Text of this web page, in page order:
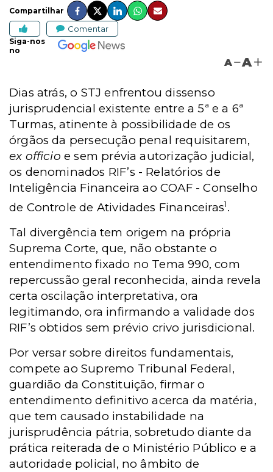
Compartilhar
Comentar
Siga-nos
no
A A
Dias atrás, o STJ enfrentou dissenso
jurisprudencial existente entre a 5ª e a 6ª
Turmas, atinente à possibilidade de os
órgãos da persecução penal requisitarem,
ex officio e sem prévia autorização judicial,
os denominados RIF’s - Relatórios de
Inteligência Financeira aoCOAF -Conselho
de Controle de Atividades Financeiras1.
Tal divergência tem origem na própria
Suprema Corte, que, não obstante o
entendimento fixado no Tema 990, com
repercussão geral reconhecida, ainda revela
certa oscilação interpretativa, ora
legitimando, ora infirmando a validade dos
RIF’s obtidos sem prévio crivo jurisdicional.
Por versar sobre direitos fundamentais,
compete ao Supremo Tribunal Federal,
guardião da Constituição, firmar o
entendimento definitivo acerca da matéria,
que tem causado instabilidade na
jurisprudência pátria, sobretudo diante da
prática reiterada de o Ministério Público e a
autoridade policial, no âmbito de